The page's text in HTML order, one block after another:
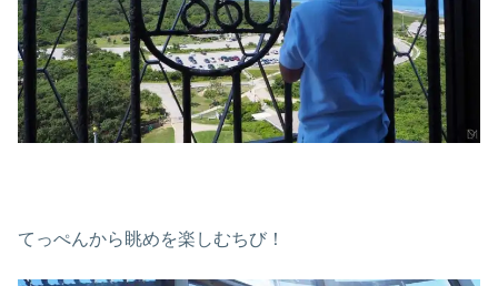
てっぺんから眺めを楽しむちび！